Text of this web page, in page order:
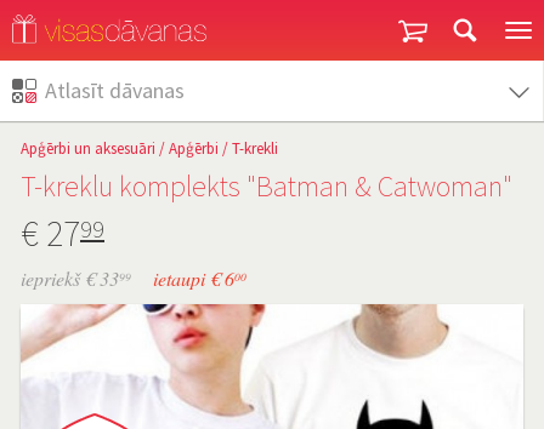
Atlasīt dāvanas
Apģērbi un aksesuāri /Apģērbi /T-krekli
T-kreklu komplekts "Batman & Catwoman"
€2799
iepriekš € 3399 ietaupi € 600